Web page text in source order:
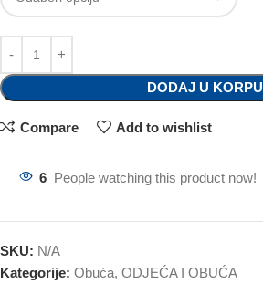
DODAJ U KORPU
Compare Add to wishlist
6 People watching this product now!
SKU: N/A
Kategorije: Obuća, ODJEĆA I OBUĆA